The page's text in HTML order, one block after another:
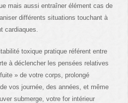
mais aussi entraîner élément cas de
différents situations touchant à
cardiaques.
toxique pratique référent entre
à déclencher les pensées relatives
» de votre corps, prolongé
vos journée, des années, et même
submerge, votre for intérieur